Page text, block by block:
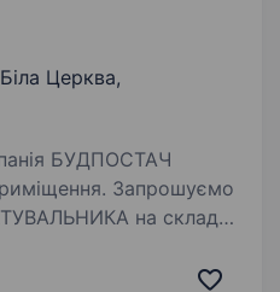
Біла Церква,
Запрошуємо
на склад!
пунктуальність.